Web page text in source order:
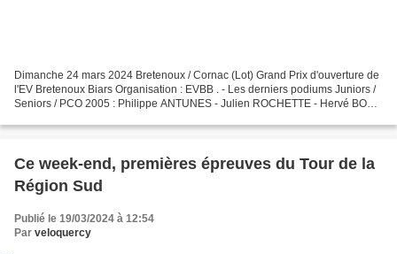
Dimanche 24 mars 2024 Bretenoux / Cornac (Lot) Grand Prix d'ouverture de
l'EV Bretenoux Biars Organisation : EVBB . - Les derniers podiums Juniors /
Seniors / PCO 2005 : Philippe ANTUNES - Julien ROCHETTE - Hervé BOY
Ce week-end, premières épreuves du Tour de la
Région Sud
Publié le 19/03/2024 à 12:54
Par veloquercy